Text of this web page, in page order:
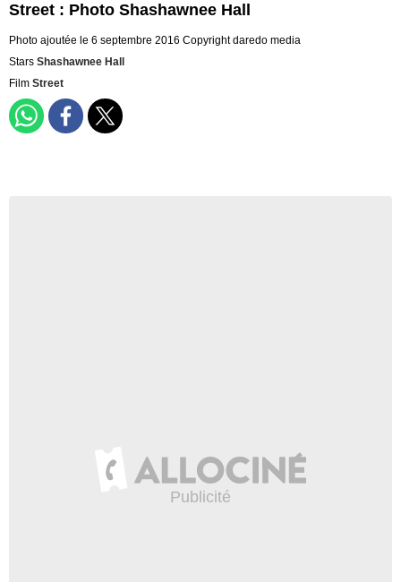
Street : Photo Shashawnee Hall
Photo ajoutée le 6 septembre 2016 Copyright daredo media
Stars Shashawnee Hall
Film Street